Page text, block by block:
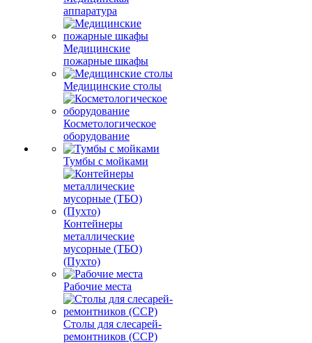
аппаратура
Медицинские
пожарные шкафы
Медицинские столы
Косметологическое
оборудование
Тумбы с мойками
Контейнеры
металлические
мусорные (ТБО)
(Пухто)
Рабочие места
Столы для слесарей-
ремонтников (ССР)